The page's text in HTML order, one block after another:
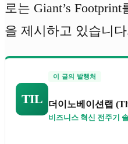
로는 Giant’s
을 제시하고 있습니
TIL
이 글의 발행처
더이노베이션랩
비즈니스 혁신 전주기